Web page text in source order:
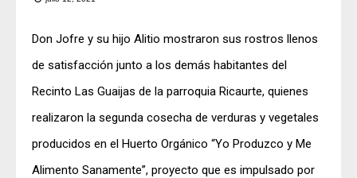
Don Jofre y su hijo Alitio mostraron sus rostros llenos
de satisfacción junto a los demás habitantes del
Recinto Las Guaijas de la parroquia Ricaurte, quienes
realizaron la segunda cosecha de verduras y vegetales
producidos en el Huerto Orgánico “Yo Produzco y Me
Alimento Sanamente”, proyecto que es impulsado por